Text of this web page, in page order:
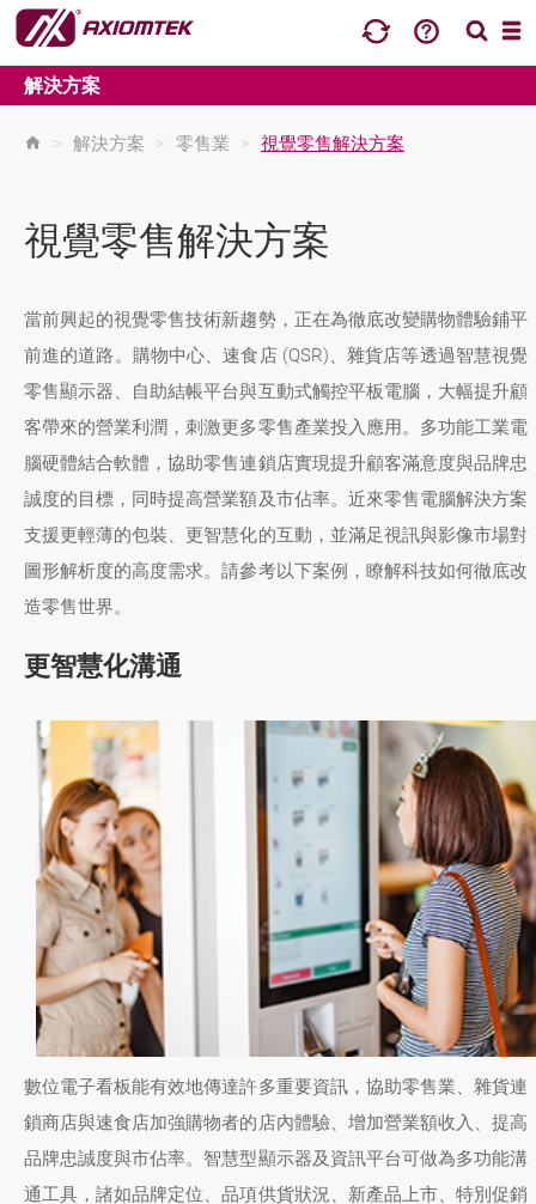
解決方案
> 解決方案 > 零售業 > 視覺零售解決方案
視覺零售解決方案
當前興起的視覺零售技術新趨勢，正在為徹底改變購物體驗鋪平
前進的道路。購物中心、速食店 (QSR)、雜貨店等透過智慧視覺
零售顯示器、自助結帳平台與互動式觸控平板電腦，大幅提升顧
客帶來的營業利潤，刺激更多零售產業投入應用。多功能工業電
腦硬體結合軟體，協助零售連鎖店實現提升顧客滿意度與品牌忠
誠度的目標，同時提高營業額及市佔率。近來零售電腦解決方案
支援更輕薄的包裝、更智慧化的互動，並滿足視訊與影像市場對
圖形解析度的高度需求。請參考以下案例，瞭解科技如何徹底改
造零售世界。
更智慧化溝通
數位電子看板能有效地傳達許多重要資訊，協助零售業、雜貨連
鎖商店與速食店加強購物者的店內體驗、增加營業額收入、提高
品牌忠誠度與市佔率。智慧型顯示器及資訊平台可做為多功能溝
通工具，諸如品牌定位、品項供貨狀況、新產品上市、特別促銷